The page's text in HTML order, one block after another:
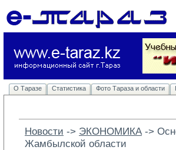
О Таразе Статистика Фото Тараза и области
Новости -> ЭКОНОМИКА ->
Жамбылской области